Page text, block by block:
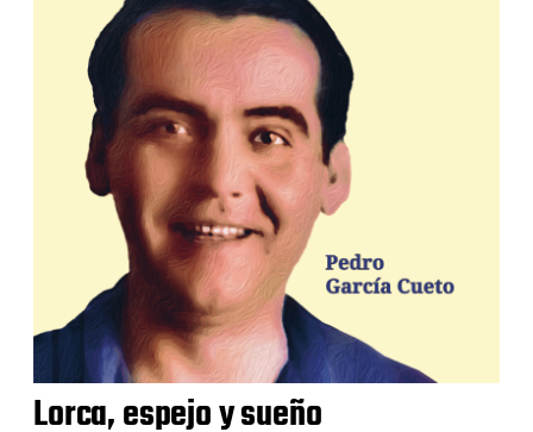
Lorca, espejo y sueño